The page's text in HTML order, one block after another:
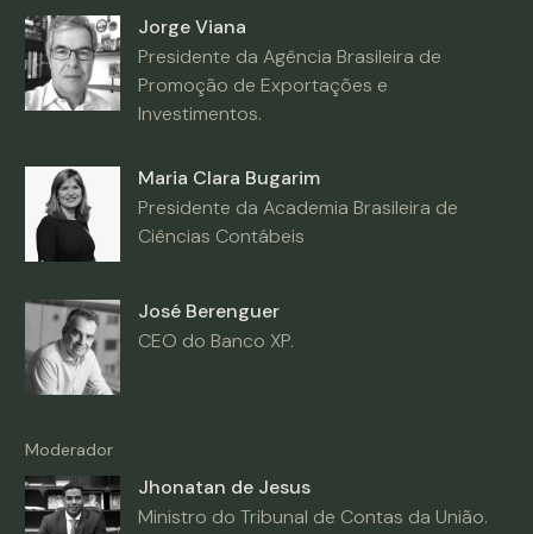
Jorge Viana
Presidente da Agência Brasileira de
Promoção de Exportações e
Investimentos.
Maria Clara Bugarim
Presidente da Academia Brasileira de
Ciências Contábeis
José Berenguer
CEO do Banco XP.
Moderador
Jhonatan de Jesus
Ministro do Tribunal de Contas da União.